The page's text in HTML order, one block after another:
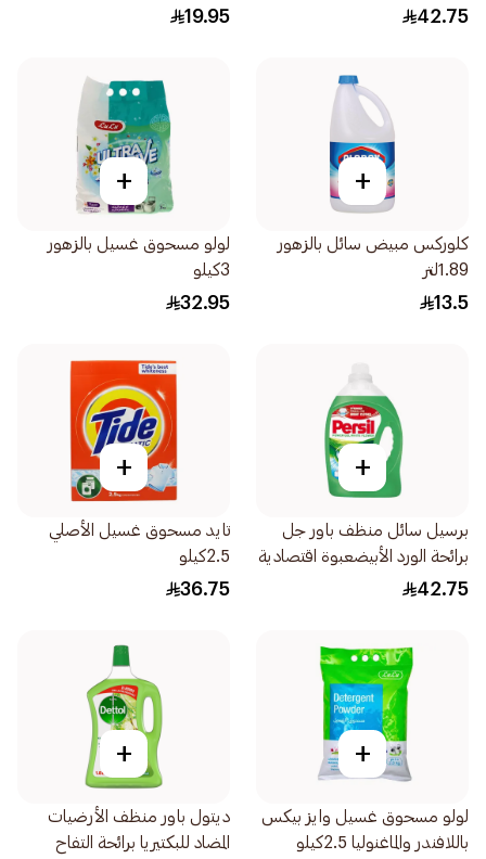
اقتصادية 2.9لتر
42.75
من مدغشقر خالي من المبيّض
19.95
+
كلوركس مبيض سائل بالزهور
1.89لتر
13.5
+
لولو مسحوق غسيل بالزهور
3كيلو
32.95
+
برسيل سائل منظف باور جل
برائحة الورد الأبيضعبوة اقتصادية
2.9لتر
42.75
+
تايد مسحوق غسيل الأصلي
2.5كيلو
36.75
+
لولو مسحوق غسيل وايز بيكس
باللافندر والماغنوليا 2.5كيلو
+
ديتول باور منظف الأرضيات
المضاد للبكتيريا برائحة التفاح